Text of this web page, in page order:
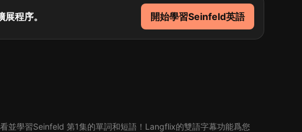
程序。 開始學習Seinfeld英語
並學習Seinfeld 第1集的單詞和短語！Langflix的雙語字幕功能爲您